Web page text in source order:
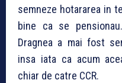
semneze hotararea in
bine ca se
Dragnea a mai fost
insa iata ca acum
chiar de catre CCR.